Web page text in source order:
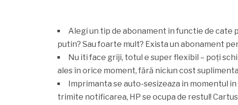
Alegi un tip de abonament in functie de cate
putin? Sau foarte mult? Exista un abonament
Nu iti face griji, totul e super flexibil – poți
ales în orice moment, fără niciun cost
Imprimanta se auto-sesizeaza in momentul
trimite notificarea, HP se ocupa de restul!